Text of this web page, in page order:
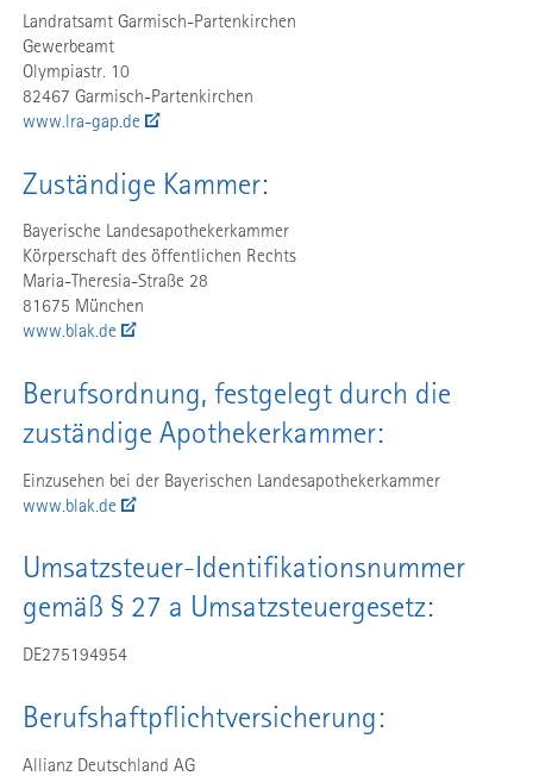
Landratsamt Garmisch-Partenkirchen
Gewerbeamt
Olympiastr. 10
82467 Garmisch-Partenkirchen
www.lra-gap.de
Zuständige Kammer:
Bayerische Landesapothekerkammer
Körperschaft des öffentlichen Rechts
Maria-Theresia-Straße 28
81675 München
www.blak.de
Berufsordnung, festgelegt durch die
zuständige Apothekerkammer:
Einzusehen bei der Bayerischen Landesapothekerkammer
www.blak.de
Umsatzsteuer-Identifikationsnummer
gemäß § 27 a Umsatzsteuergesetz:
DE275194954
Berufshaftpflichtversicherung:
Allianz Deutschland AG